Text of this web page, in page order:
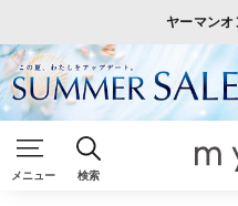
ヤーマンオ
メニュー 検索